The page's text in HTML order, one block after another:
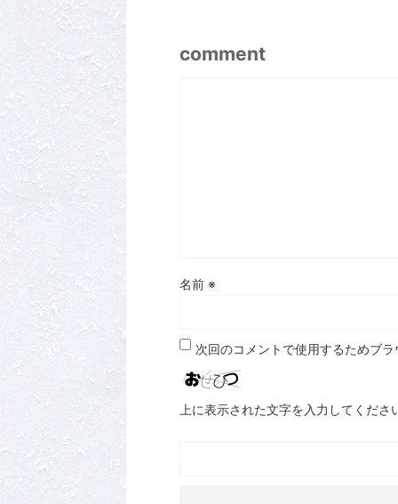
comment
名前 ※
次回のコメントで使用するためブ
上に表示された文字を入力してくださ